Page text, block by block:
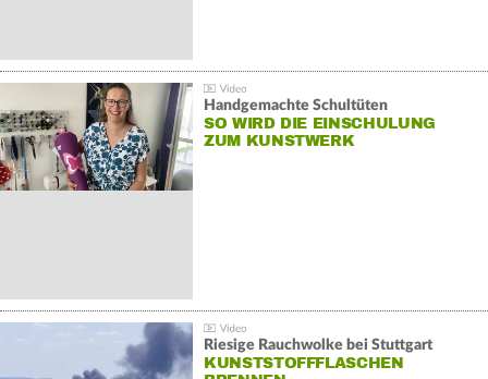
Handgemachte Schultüten
SO WIRD DIE EINSCHULUNG
ZUM KUNSTWERK
Riesige Rauchwolke bei Stuttgart
KUNSTSTOFFFLASCHEN